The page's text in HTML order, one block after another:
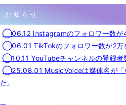
お知らせ
◯06.12 Instagramのフォロワー数が4
◯06.01 TikTokのフォロワー数が2万
◯10.11 YouTubeチャンネルの登録者
◯25.08.01 MusicVoiceは媒体名が「
た。